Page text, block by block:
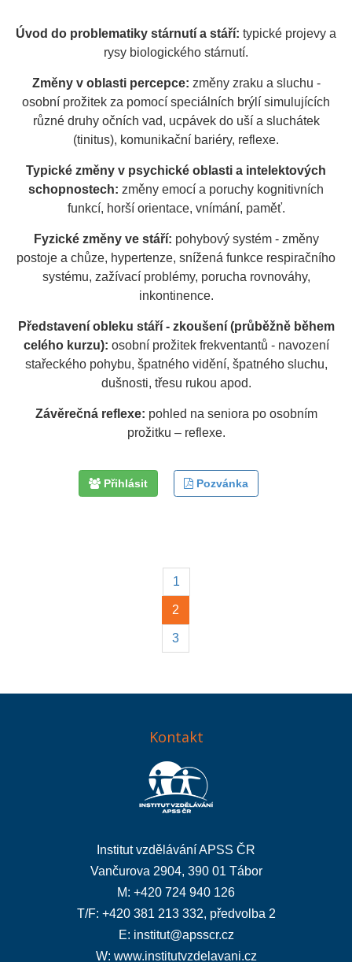
Úvod do problematiky stárnutí a stáří: typické projevy a
rysy biologického stárnutí.
Změny v oblasti percepce: změny zraku a sluchu -
osobní prožitek za pomocí speciálních brýlí simulujících
různé druhy očních vad, ucpávek do uší a sluchátek
(tinitus), komunikační bariéry, reflexe.
Typické změny v psychické oblasti a intelektových
schopnostech: změny emocí a poruchy kognitivních
funkcí, horší orientace, vnímání, paměť.
Fyzické změny ve stáří: pohybový systém - změny
postoje a chůze, hypertenze, snížená funkce respiračního
systému, zažívací problémy, porucha rovnováhy,
inkontinence.
Představení obleku stáří - zkoušení (průběžně během
celého kurzu): osobní prožitek frekventantů - navození
stařeckého pohybu, špatného vidění, špatného sluchu,
dušnosti, třesu rukou apod.
Závěrečná reflexe: pohled na seniora po osobním
prožitku – reflexe.
Přihlásit Pozvánka
1
2
3
Kontakt
Institut vzdělávání APSS ČR
Vančurova 2904, 390 01 Tábor
M: +420 724 940 126
T/F: +420 381 213 332, předvolba 2
E: institut@apsscr.cz
W: www.institutvzdelavani.cz